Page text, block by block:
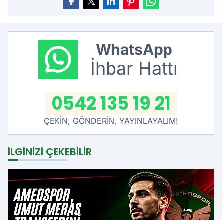
WhatsApp
İhbar Hattı
0542 135 19 21
ÇEKİN, GÖNDERİN, YAYINLAYALIM!
İLGINIZI ÇEKEBILIR